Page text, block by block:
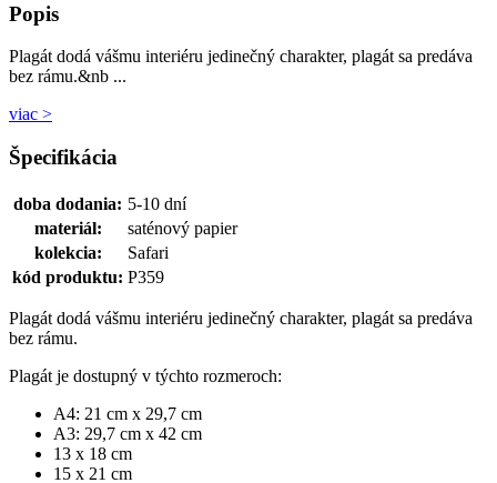
Popis
Plagát dodá vášmu interiéru jedinečný charakter, plagát sa predáva
bez rámu.&nb ...
viac >
Špecifikácia
doba dodania: 5-10 dní
materiál:
saténový papier
kolekcia:
Safari
kód produktu: P359
Plagát dodá vášmu interiéru jedinečný charakter, plagát sa predáva
bez rámu.
Plagát je dostupný v týchto rozmeroch:
A4: 21 cm x 29,7 cm
A3: 29,7 cm x 42 cm
13 x 18 cm
15 x 21 cm